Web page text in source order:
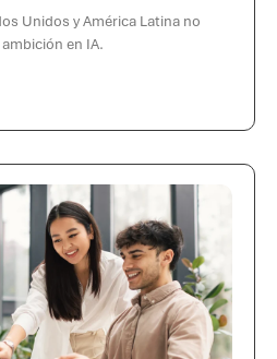
Unidos y América Latina no
en IA.